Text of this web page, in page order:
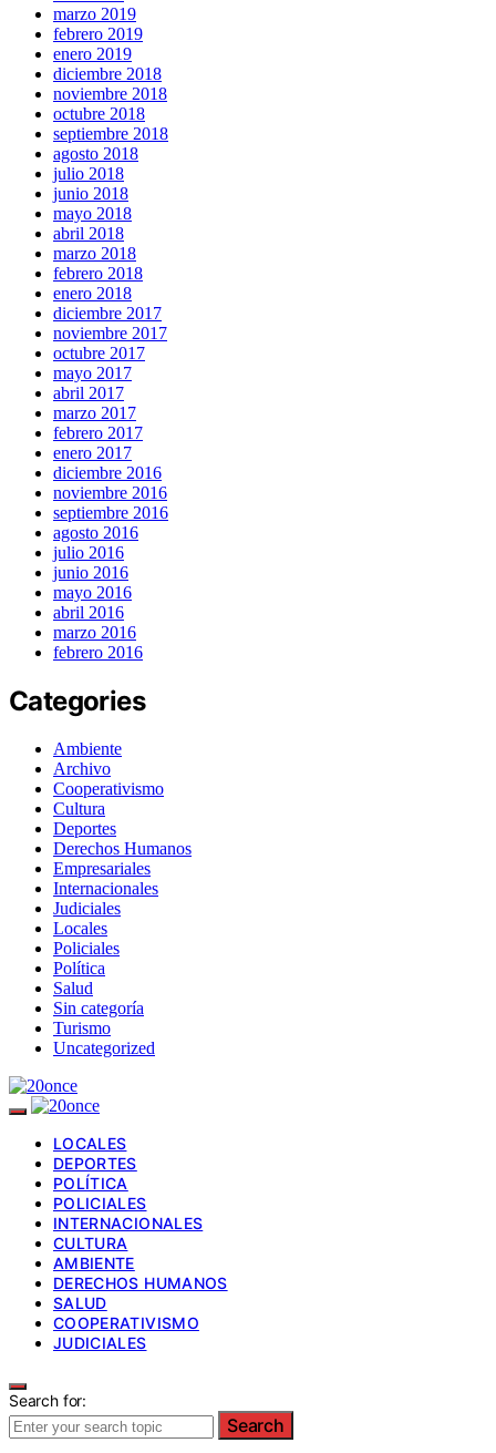
marzo 2019
febrero 2019
enero 2019
diciembre 2018
noviembre 2018
octubre 2018
septiembre 2018
agosto 2018
julio 2018
junio 2018
mayo 2018
abril 2018
marzo 2018
febrero 2018
enero 2018
diciembre 2017
noviembre 2017
octubre 2017
mayo 2017
abril 2017
marzo 2017
febrero 2017
enero 2017
diciembre 2016
noviembre 2016
septiembre 2016
agosto 2016
julio 2016
junio 2016
mayo 2016
abril 2016
marzo 2016
febrero 2016
Categories
Ambiente
Archivo
Cooperativismo
Cultura
Deportes
Derechos Humanos
Empresariales
Internacionales
Judiciales
Locales
Policiales
Política
Salud
Sin categoría
Turismo
Uncategorized
LOCALES
DEPORTES
POLÍTICA
POLICIALES
INTERNACIONALES
CULTURA
AMBIENTE
DERECHOS HUMANOS
SALUD
COOPERATIVISMO
JUDICIALES
Search for:
Search